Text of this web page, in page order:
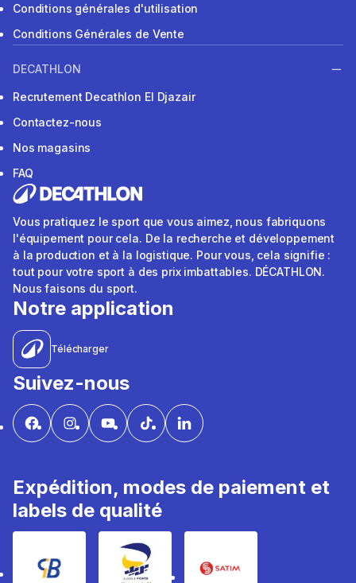
Conditions générales d'utilisation
Conditions Générales de Vente
DECATHLON
Recrutement Decathlon El Djazair
Contactez-nous
Nos magasins
FAQ
Vous pratiquez le sport que vous aimez, nous fabriquons
l'équipement pour cela. De la recherche et développement
à la production et à la logistique. Pour vous, cela signifie :
tout pour votre sport à des prix imbattables. DÉCATHLON.
Nous faisons du sport.
Notre application
Télécharger
Suivez-nous
Expédition, modes de paiement et
labels de qualité